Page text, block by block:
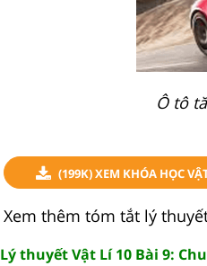
Ô tô
(199K) XEM KHÓA HỌC
Xem thêm tóm tắt lý
Lý thuyết Vật Lí 10 Bài 9: